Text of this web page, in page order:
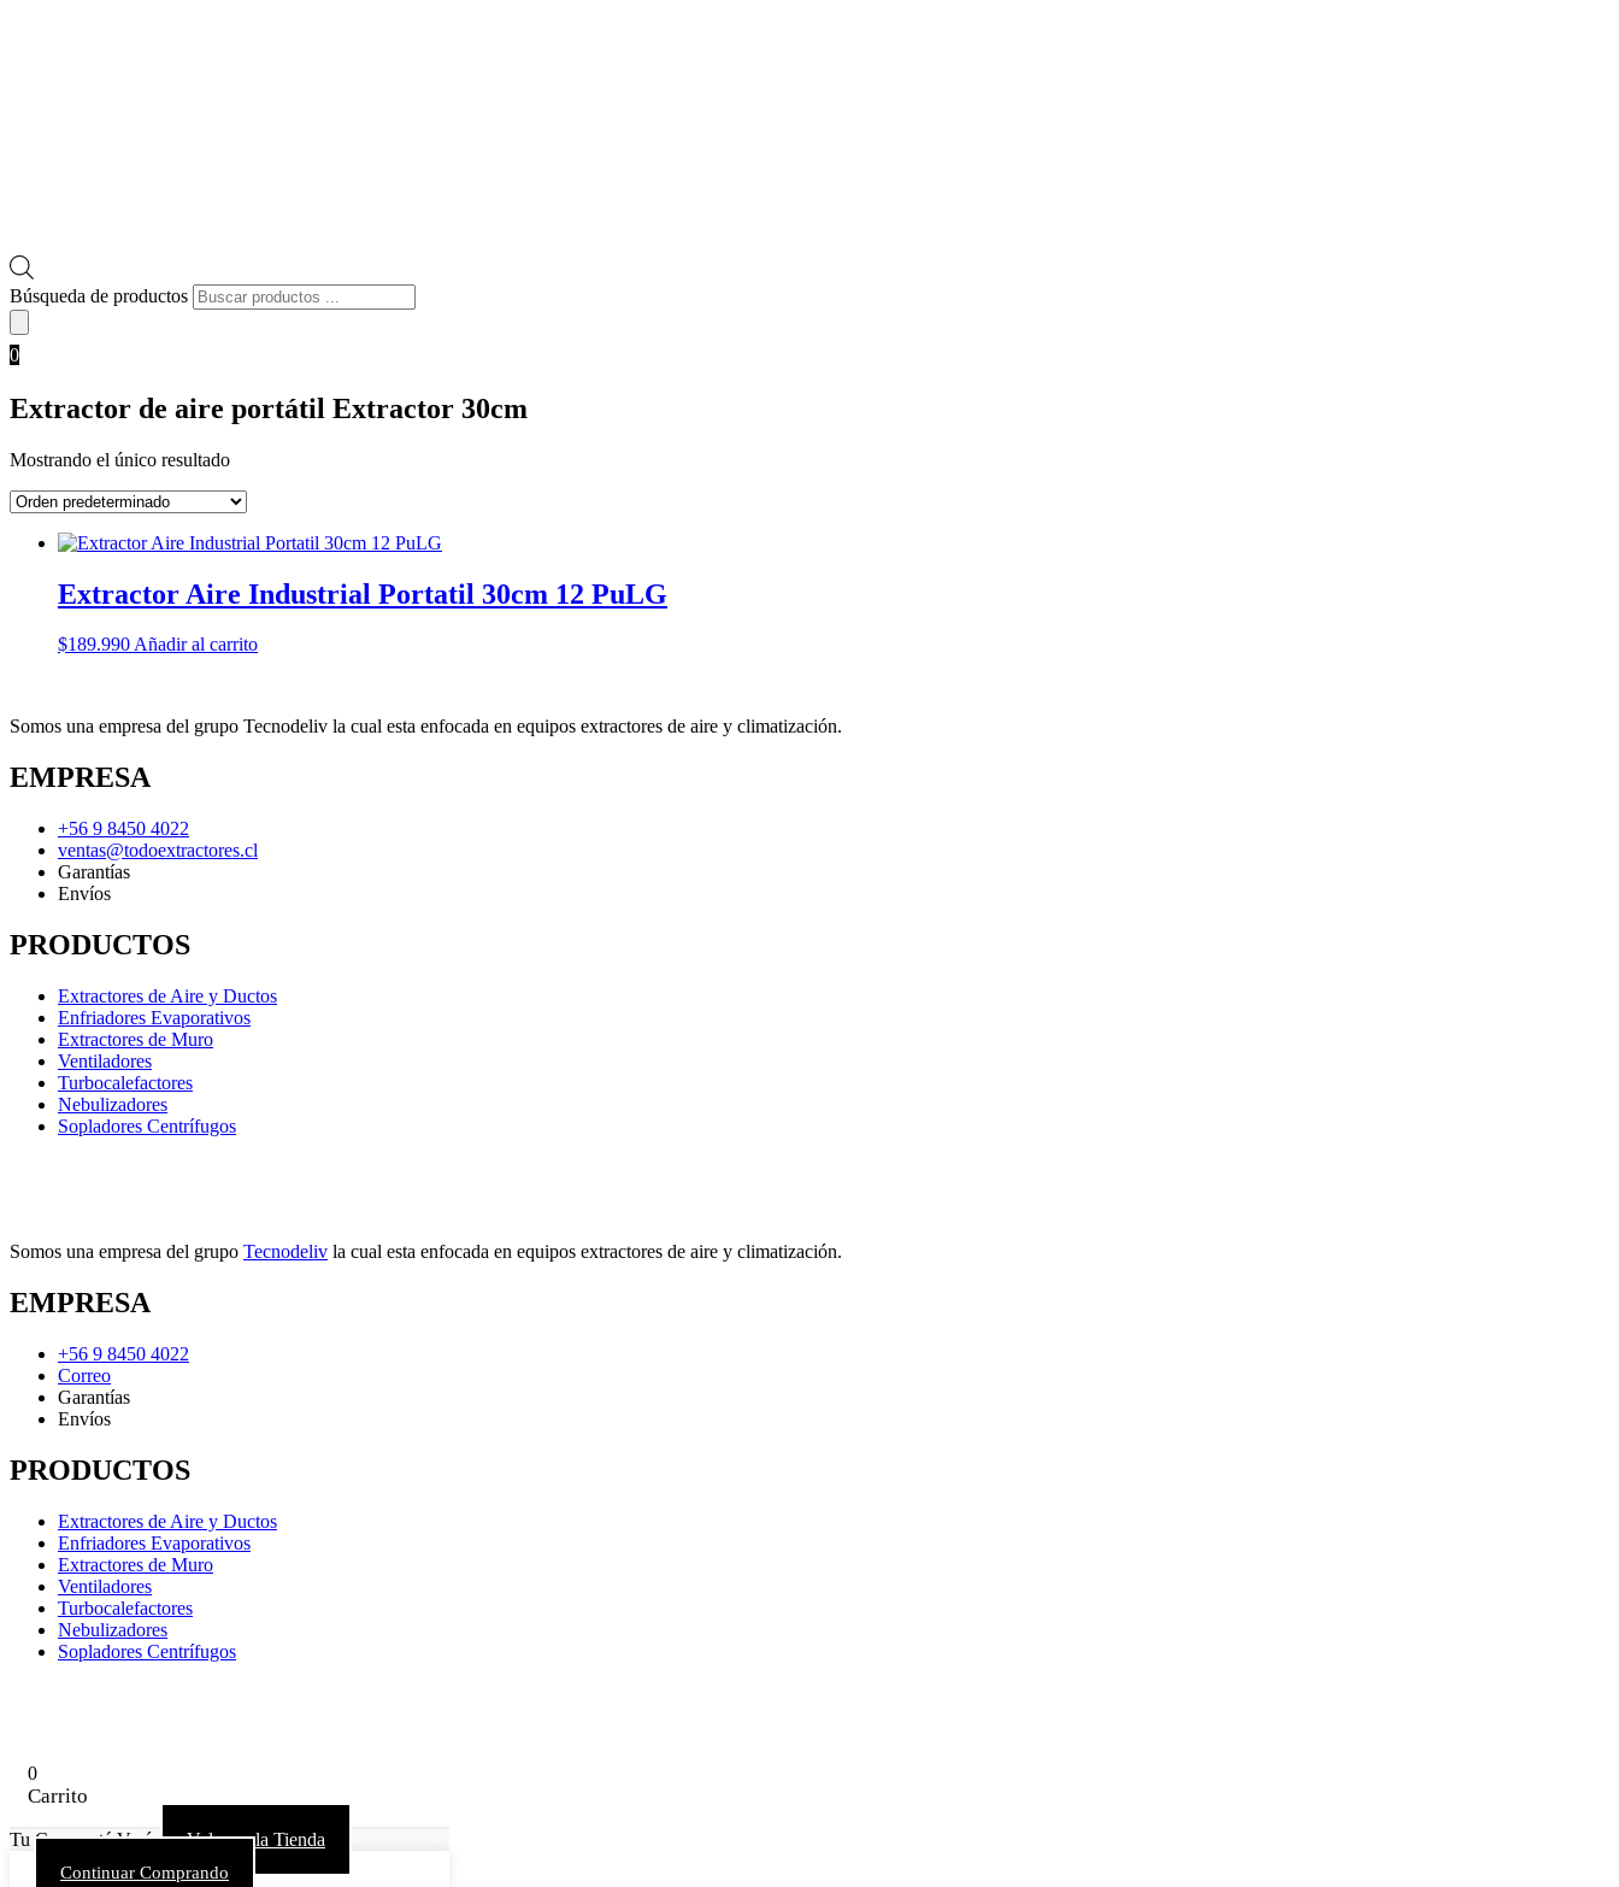
Búsqueda de productos
0
Extractor de aire portátil Extractor 30cm
Mostrando el único resultado
Extractor Aire Industrial Portatil 30cm 12 PuLG
$189.990Añadir al carrito
Somos una empresa del grupo Tecnodeliv la cual esta enfocada en equipos extractores de aire y climatización.
EMPRESA
+56 9 8450 4022
ventas@todoextractores.cl
Garantías
Envíos
PRODUCTOS
Extractores de Aire y Ductos
Enfriadores Evaporativos
Extractores de Muro
Ventiladores
Turbocalefactores
Nebulizadores
Sopladores Centrífugos
Somos una empresa del grupo Tecnodeliv la cual esta enfocada en equipos extractores de aire y climatización.
EMPRESA
+56 9 8450 4022
Correo
Garantías
Envíos
PRODUCTOS
Extractores de Aire y Ductos
Enfriadores Evaporativos
Extractores de Muro
Ventiladores
Turbocalefactores
Nebulizadores
Sopladores Centrífugos
0
Carrito
Tu Carro está Vacío Volver a la Tienda
Continuar Comprando